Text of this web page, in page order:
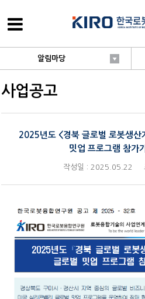
알림마당
사업공고
2025년도 <경북 글로벌 로봇생산
밋업 프로그램 참가
작성일 : 2025.05.22